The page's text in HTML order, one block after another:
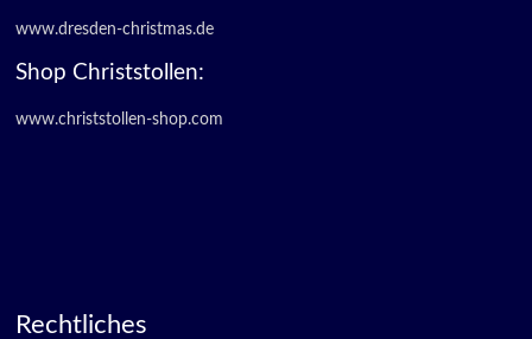
www.dresden-christmas.de
Shop Christstollen:
www.christstollen-shop.com
Rechtliches